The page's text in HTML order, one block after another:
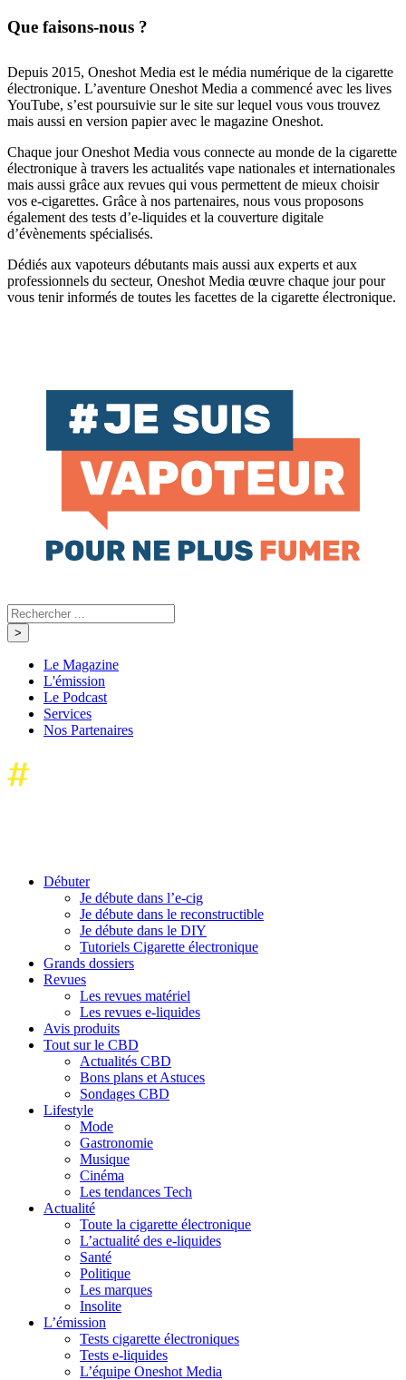
Que faisons-nous ?
Depuis 2015, Oneshot Media est le média numérique de la cigarette
électronique. L’aventure Oneshot Media a commencé avec les lives
YouTube, s’est poursuivie sur le site sur lequel vous vous trouvez
mais aussi en version papier avec le magazine Oneshot.
Chaque jour Oneshot Media vous connecte au monde de la cigarette
électronique à travers les actualités vape nationales et internationales
mais aussi grâce aux revues qui vous permettent de mieux choisir
vos e-cigarettes. Grâce à nos partenaires, nous vous proposons
également des tests d’e-liquides et la couverture digitale
d’évènements spécialisés.
Dédiés aux vapoteurs débutants mais aussi aux experts et aux
professionnels du secteur, Oneshot Media œuvre chaque jour pour
vous tenir informés de toutes les facettes de la cigarette électronique.
Le Magazine
L'émission
Le Podcast
Services
Nos Partenaires
Débuter
Je débute dans l’e-cig
Je débute dans le reconstructible
Je débute dans le DIY
Tutoriels Cigarette électronique
Grands dossiers
Revues
Les revues matériel
Les revues e-liquides
Avis produits
Tout sur le CBD
Actualités CBD
Bons plans et Astuces
Sondages CBD
Lifestyle
Mode
Gastronomie
Musique
Cinéma
Les tendances Tech
Actualité
Toute la cigarette électronique
L’actualité des e-liquides
Santé
Politique
Les marques
Insolite
L’émission
Tests cigarette électroniques
Tests e-liquides
L’équipe Oneshot Media